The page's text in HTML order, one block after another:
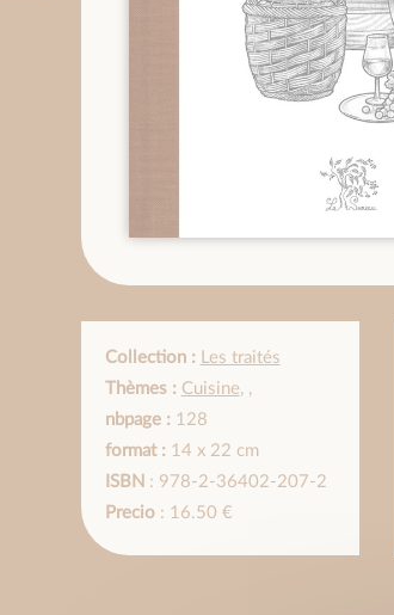
Collection : Les traités
Thèmes : Cuisine, ,
nbpage :128
format :14 x 22 cm
ISBN : 978-2-36402-207-2
Precio: 16.50 €